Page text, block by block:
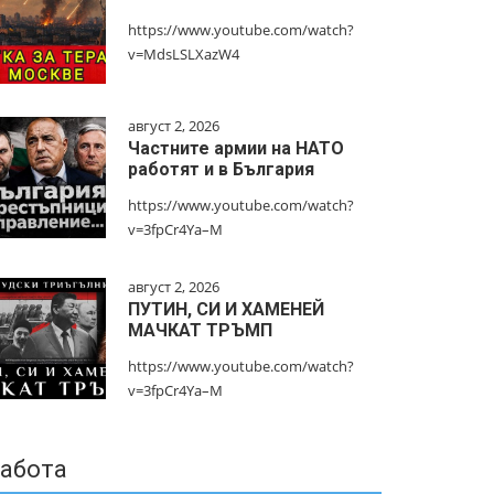
https://www.youtube.com/watch?
v=MdsLSLXazW4
август 2, 2026
Частните армии на НАТО
работят и в България
https://www.youtube.com/watch?
v=3fpCr4Ya–M
август 2, 2026
ПУТИН, СИ И ХАМЕНЕЙ
МАЧКАТ ТРЪМП
https://www.youtube.com/watch?
v=3fpCr4Ya–M